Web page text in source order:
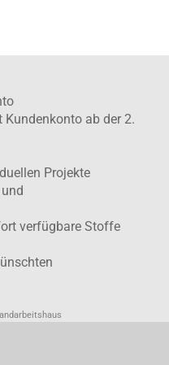
ab der 2.
Projekte
verfügbare Stoffe